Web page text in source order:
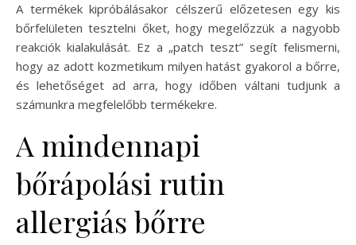
A termékek kipróbálásakor célszerű előzetesen egy kis
bőrfelületen tesztelni őket, hogy megelőzzük a nagyobb
reakciók kialakulását. Ez a „patch teszt” segít felismerni,
hogy az adott kozmetikum milyen hatást gyakorol a bőrre,
és lehetőséget ad arra, hogy időben váltani tudjunk a
számunkra megfelelőbb termékekre.
A mindennapi
bőrápolási rutin
allergiás bőrre